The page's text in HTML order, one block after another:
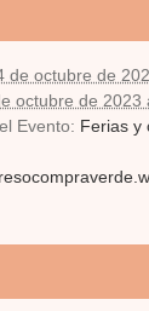
de octubre de
octubre de 2023
Evento: Ferias y